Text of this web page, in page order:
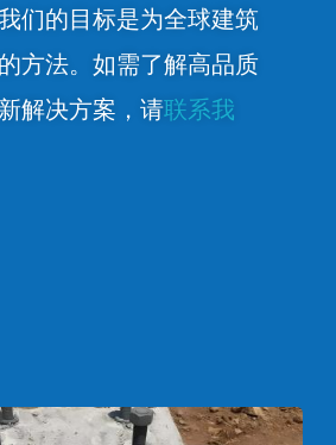
们的目标是为全球建筑
方法。如需了解高品质
解决方案，请联系我